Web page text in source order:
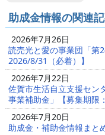
助成金情報の関連
2026年7月26日
読売光と愛の事業団「第
2026/8/31（必着）】
2026年7月22日
佐賀市生活自立支援セン
事業補助金」【募集期限
2026年7月20日
助成金・補助金情報まと